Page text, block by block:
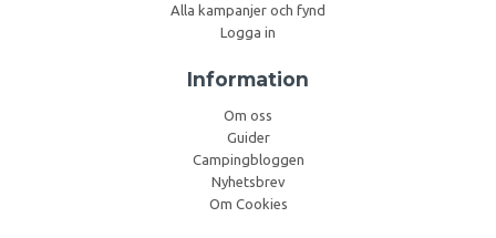
Alla kampanjer och fynd
Logga in
Information
Om oss
Guider
Campingbloggen
Nyhetsbrev
Om Cookies